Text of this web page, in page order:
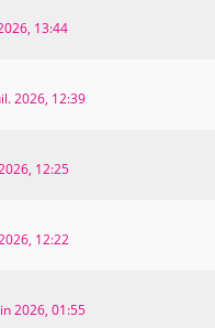
13:44
2026, 12:39
12:25
12:22
2026, 01:55